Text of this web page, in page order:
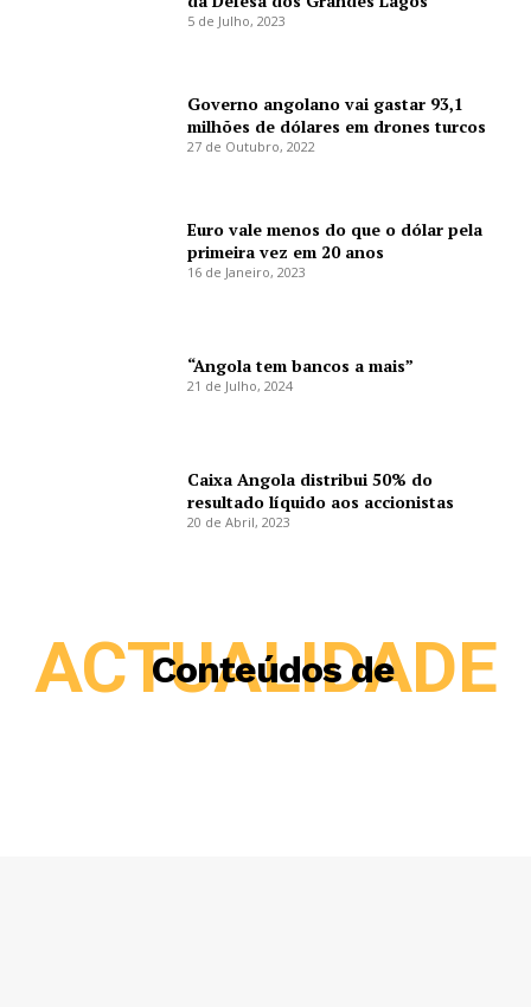
5 de Julho, 2023
Governo angolano vai gastar 93,1
milhões de dólares em drones turcos
27 de Outubro, 2022
Euro vale menos do que o dólar pela
primeira vez em 20 anos
16 de Janeiro, 2023
“Angola tem bancos a mais”
21 de Julho, 2024
Caixa Angola distribui 50% do
resultado líquido aos accionistas
20 de Abril, 2023
Conteúdos de
ACTUALIDADE